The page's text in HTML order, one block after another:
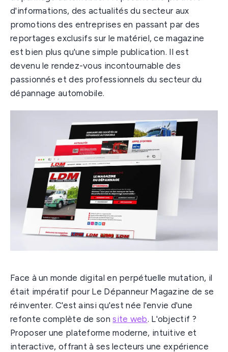
d'informations, des actualités du secteur aux
promotions des entreprises en passant par des
reportages exclusifs sur le matériel, ce magazine
est bien plus qu'une simple publication. Il est
devenu le rendez-vous incontournable des
passionnés et des professionnels du secteur du
dépannage automobile.
Face à un monde digital en perpétuelle mutation, il
était impératif pour Le Dépanneur Magazine de se
réinventer. C'est ainsi qu'est née l'envie d'une
refonte complète de sonsite web. L'objectif ?
Proposer une plateforme moderne, intuitive et
interactive, offrant à ses lecteurs une expérience